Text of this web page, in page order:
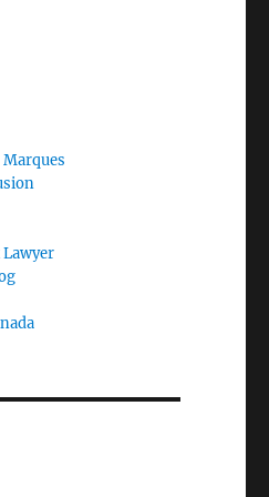
Marques